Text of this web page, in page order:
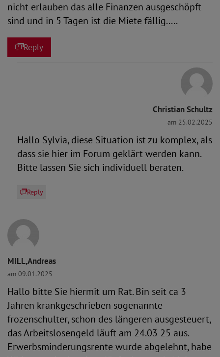
nicht erlauben das alle Finanzen ausgeschöpft
sind und in 5 Tagen ist die Miete fällig.....
Reply
Christian Schultz
am 25.02.2025
Hallo Sylvia, diese Situation ist zu komplex, als
dass sie hier im Forum geklärt werden kann.
Bitte lassen Sie sich individuell beraten.
Reply
MILL,Andreas
am 09.01.2025
Hallo bitte Sie hiermit um Rat. Bin seit ca 3
Jahren krankgeschrieben sogenannte
frozenschulter, schon des längeren ausgesteuert,
das Arbeitslosengeld läuft am 24.03 25 aus.
Erwerbsminderungsrente wurde abgelehnt, habe